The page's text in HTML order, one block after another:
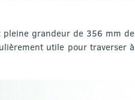
pleine grandeur de 356 mm de
utile pour traverser à